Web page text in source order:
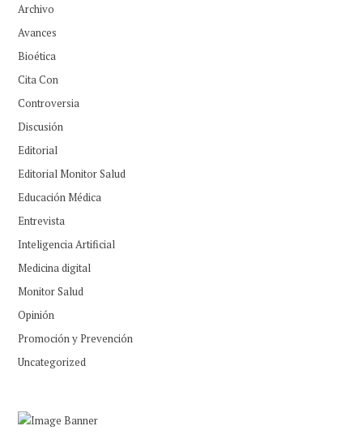
Archivo
Avances
Bioética
Cita Con
Controversia
Discusión
Editorial
Editorial Monitor Salud
Educación Médica
Entrevista
Inteligencia Artificial
Medicina digital
Monitor Salud
Opinión
Promoción y Prevención
Uncategorized